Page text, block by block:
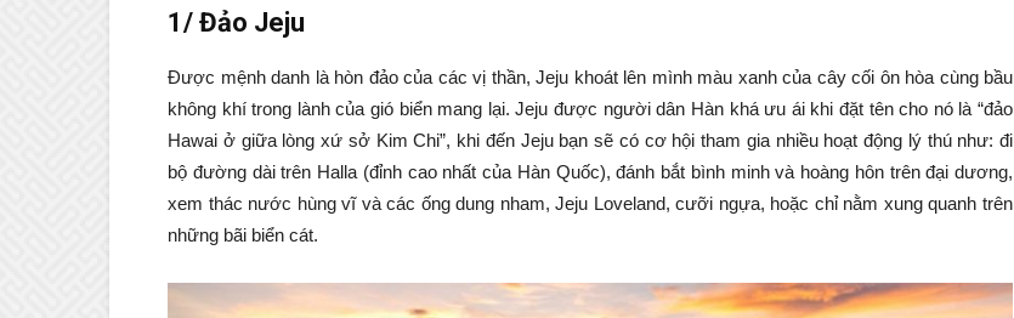
1/ Đảo Jeju
Được mệnh danh là hòn đảo của các vị thần, Jeju khoát lên mình màu xanh của cây cối ôn hòa cùng bầu
không khí trong lành của gió biển mang lại. Jeju được người dân Hàn khá ưu ái khi đặt tên cho nó là “đảo
Hawai ở giữa lòng xứ sở Kim Chi”, khi đến Jeju bạn sẽ có cơ hội tham gia nhiều hoạt động lý thú như: đi
bộ đường dài trên Halla (đỉnh cao nhất của Hàn Quốc), đánh bắt bình minh và hoàng hôn trên đại dương,
xem thác nước hùng vĩ và các ống dung nham, Jeju Loveland, cưỡi ngựa, hoặc chỉ nằm xung quanh trên
những bãi biển cát.